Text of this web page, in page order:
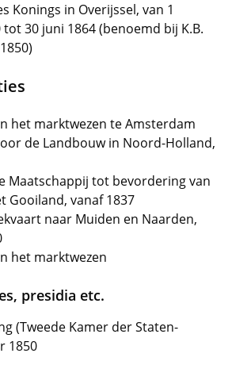
Konings in Overijssel, van 1
30 juni 1864 (benoemd bij K.B.
het marktwezen te Amsterdam
de Landbouw in Noord-Holland,
Maatschappij tot bevordering van
Gooiland, vanaf 1837
naar Muiden en Naarden,
het marktwezen
presidia etc.
(Tweede Kamer der Staten-
1850